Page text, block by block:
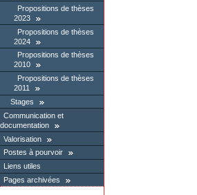
Propositions de thèses
2023
Propositions de thèses
2024
Propositions de thèses
2010
Propositions de thèses
2011
Stages
Communication et
documentation
Valorisation
Postes à pourvoir
Liens utiles
Pages archivées